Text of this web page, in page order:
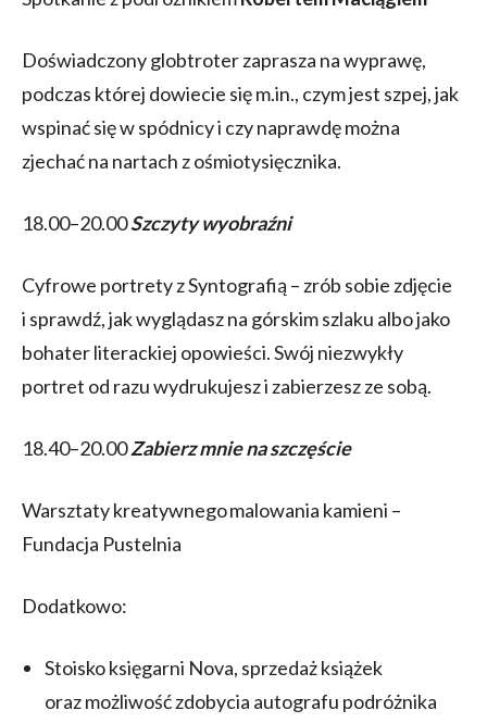
Doświadczony globtroter zaprasza na wyprawę,
podczas której dowiecie się m.in., czym jest szpej, jak
wspinać się w spódnicy i czy naprawdę można
zjechać na nartach z ośmiotysięcznika.
18.00–20.00Szczyty wyobraźni
Cyfrowe portrety z Syntografią – zrób sobie zdjęcie
i sprawdź, jak wyglądasz na górskim szlaku albo jako
bohater literackiej opowieści. Swój niezwykły
portret od razu wydrukujesz i zabierzesz ze sobą.
18.40–20.00Zabierz mnie na szczęście
Warsztaty kreatywnego malowania kamieni –
Fundacja Pustelnia
Dodatkowo:
Stoisko księgarni Nova, sprzedaż książek
oraz możliwość zdobycia autografu podróżnika